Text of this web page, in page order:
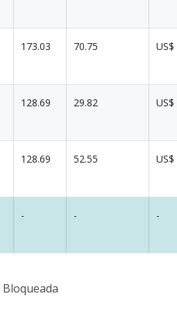
173.03 70.75
128.69 29.82
128.69 52.55
- - -
Bloqueada